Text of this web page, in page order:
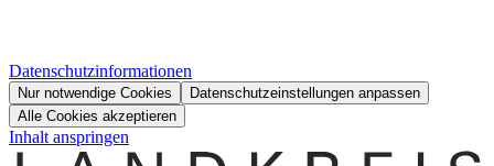
Datenschutzinformationen
Nur notwendige Cookies
Datenschutzeinstellungen anpassen
Alle Cookies akzeptieren
Inhalt anspringen